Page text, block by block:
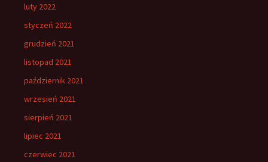
luty 2022
styczeń 2022
grudzień 2021
listopad 2021
październik 2021
wrzesień 2021
sierpień 2021
lipiec 2021
czerwiec 2021